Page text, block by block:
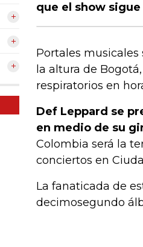
que el show
Portales
la altura de
respiratorios en
Def Leppard se
en medio de su
Colombia será la
conciertos en
La fanaticada de
decimosegundo